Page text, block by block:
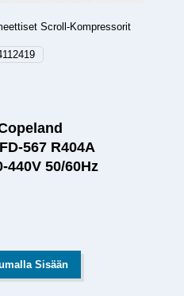
Scroll-Kompressorit
567 R404A
440V 50/60Hz
Sisään